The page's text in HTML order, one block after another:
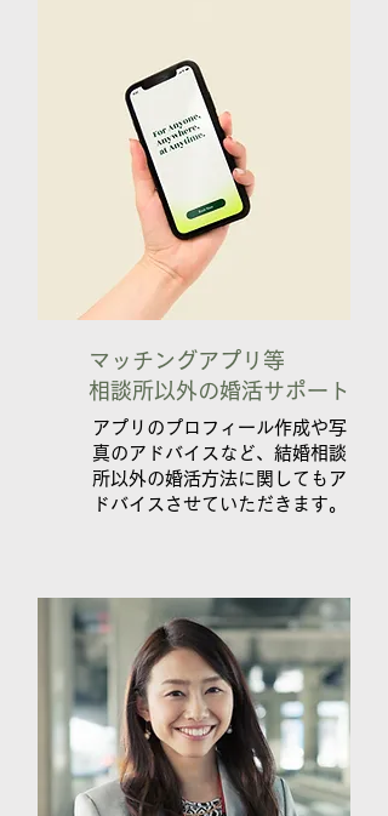
​マッチングアプリ等
相談所以外の婚活サポート
​アプリのプロフィール作成や写
真のアドバイスなど、結婚相談
所以外の婚活方法に関してもア
ドバイスさせていただきます。